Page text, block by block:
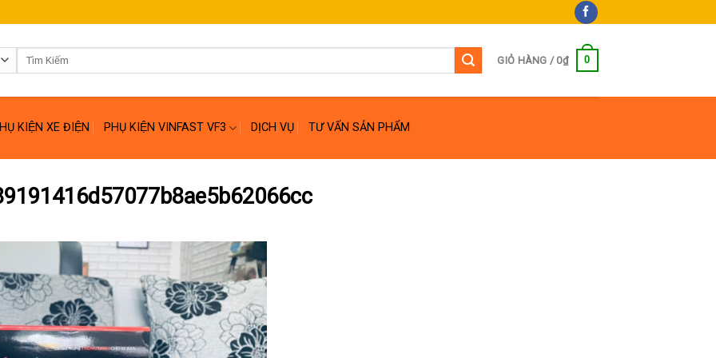
Tìm
GIỎ HÀNG / 0₫ 0
KIỆN XE ĐIỆN PHỤ KIỆN VINFAST VF3 DỊCH VỤ TƯ VẤN SẢN PHẨM